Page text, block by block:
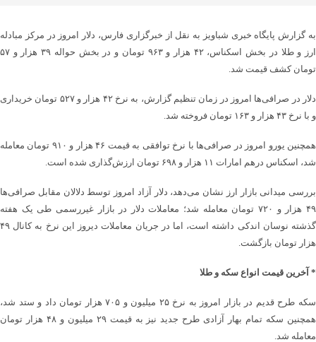
به گزارش پایگاه خبری شباویز به نقل از خبرگزاری فارس، دلار امروز در مرکز مبادله
ارز و طلا در بخش اسکناس، ۴۲ هزار و ۹۶۳ تومان و در بخش حواله‌ ۳۹ هزار و ۵۷
تومان کشف قیمت شد‌.
دلار در ‌‌صرافی‌ها امروز در زمان تنظیم گزارش، به نرخ ۴۲ هزار و ۵۲۷ تومان خریداری
و با نرخ ۴۳ هزار و ۱۶۳ تومان فروخته شد.
همچنین ‌یورو امروز در صرافی‌ها با نرخ توافقی به قیمت ۴۶ هزار و ۹۱۰ تومان معامله
شد، اسکناس درهم امارات ۱۱ هزار و ۶۹۸ تومان ارزش‌گذاری شده است.
بررسی میدانی بازار ارز نشان می‌دهد‌،‌ دلار آزاد امروز توسط دلالان مقابل صرافی‌ها
۴۹ هزار و ۷۲۰ تومان معامله شد؛ معاملات دلار در بازار غیررسمی طی یک هفته
گذشته نوسان اندکی داشته است، اما در جریان معاملات دیروز این نرخ به کانال ۴۹
هزار تومان بازگشت.
* آخرین قیمت انواع سکه و طلا
سکه طرح قدیم‌ در بازار امروز به نرخ ۲۵ میلیون و ۷۰۵ هزار تومان داد و ستد شد،
همچنین سکه تمام بهار آزادی طرح جدید نیز به قیمت ۲۹ میلیون و ۴۸ هزار تومان
معامله شد.